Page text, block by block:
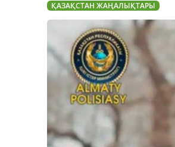
ҚАЗАҚСТАН ЖАҢАЛЫҚТАРЫ